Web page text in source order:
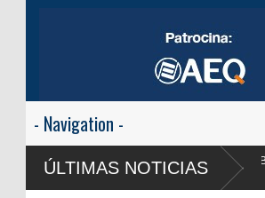
ÚLTIMAS NOTICIAS
Blanco regresan a